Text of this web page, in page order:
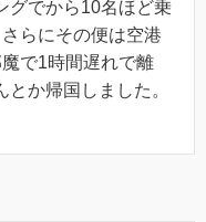
グでから10名ほど乗
らにその便は空港
で1時間遅れで離
か帰国しました。